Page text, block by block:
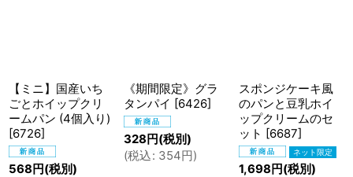
【ミニ】国産いち
ごとホイップクリ
ームパン (4個入り)
[6726]
568 円(税別)
《期間限定》グラ
タンパイ [6426]
328 円(税別)
(税込: 354円)
スポンジケーキ風
のパンと豆乳ホイ
ップクリームのセ
ット [6687]
1,698 円(税別)